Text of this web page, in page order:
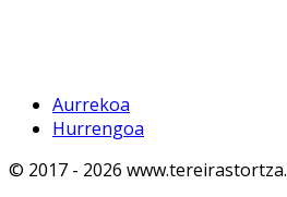
Aurrekoa
Hurrengoa
© 2017 - 2026